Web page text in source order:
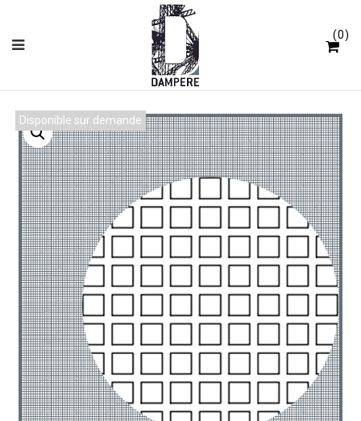
0
Disponible sur demande
Panneau de gestion des cookies